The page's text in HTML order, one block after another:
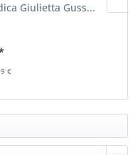
Giulietta Guss...
€